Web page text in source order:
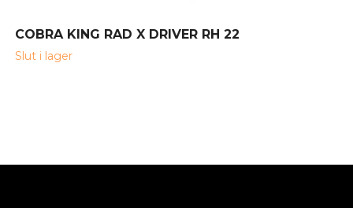
COBRA KING RAD X DRIVER RH 22
Slut i lager